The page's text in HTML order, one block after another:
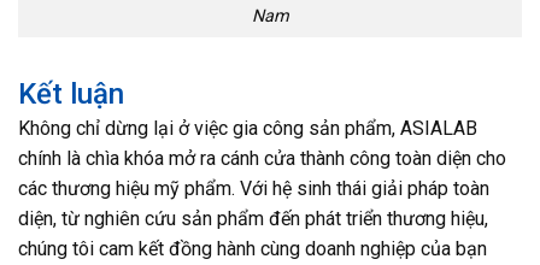
Nam
Kết luận
Không chỉ dừng lại ở việc gia công sản phẩm, ASIALAB
chính là chìa khóa mở ra cánh cửa thành công toàn diện cho
các thương hiệu mỹ phẩm. Với hệ sinh thái giải pháp toàn
diện, từ nghiên cứu sản phẩm đến phát triển thương hiệu,
chúng tôi cam kết đồng hành cùng doanh nghiệp của bạn